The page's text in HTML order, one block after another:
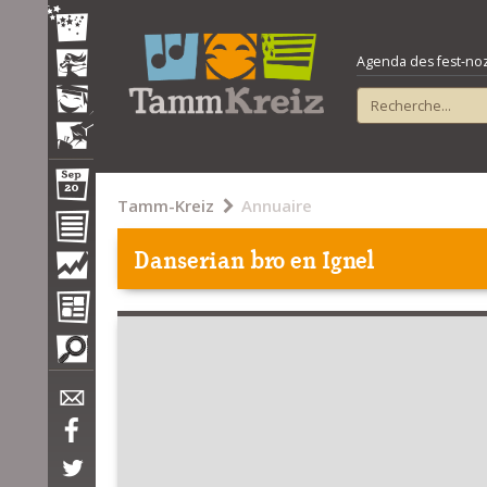
Agenda des fest-
Tamm-Kreiz Annuaire
Danserian bro en Ignel